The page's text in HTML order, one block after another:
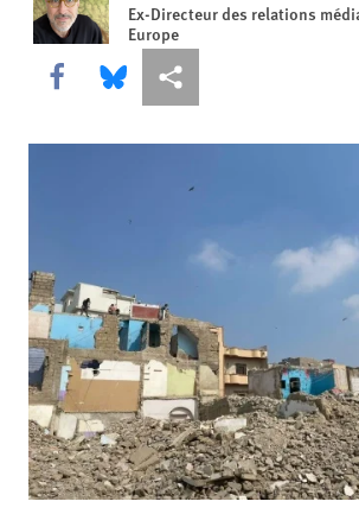
Ex-Directeur des relations
Europe
Share this via Facebook
Share this via Bluesky
Share this via Partagez